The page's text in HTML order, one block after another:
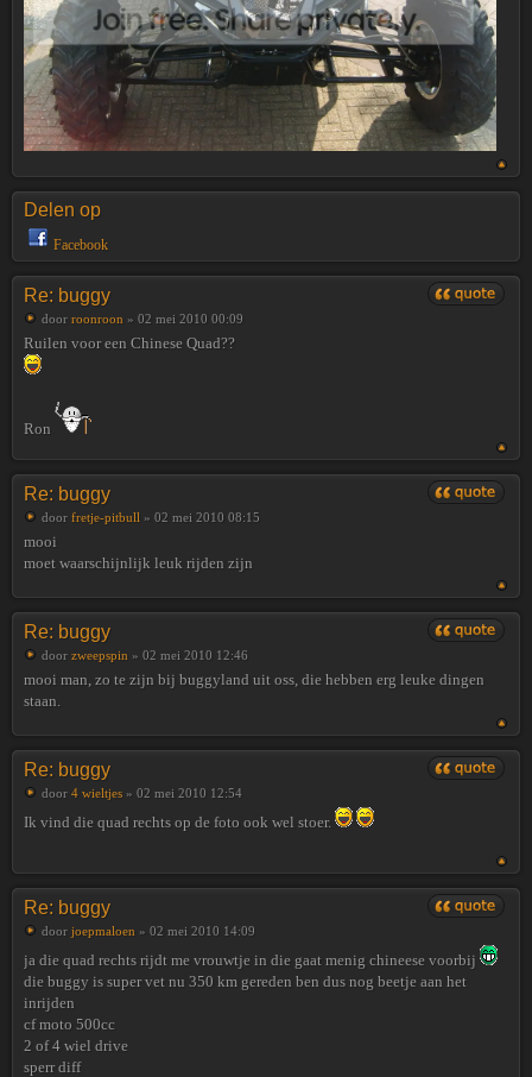
Delen op
Facebook
Re: buggy
door roonroon » 02 mei 2010 00:09
Ruilen voor een Chinese Quad??
Ron
Re: buggy
door fretje-pitbull » 02 mei 2010 08:15
mooi
moet waarschijnlijk leuk rijden zijn
Re: buggy
door zweepspin » 02 mei 2010 12:46
mooi man, zo te zijn bij buggyland uit oss, die hebben erg leuke dingen
staan.
Re: buggy
door 4 wieltjes » 02 mei 2010 12:54
Ik vind die quad rechts op de foto ook wel stoer.
Re: buggy
door joepmaloen » 02 mei 2010 14:09
ja die quad rechts rijdt me vrouwtje in die gaat menig chineese voorbij
die buggy is super vet nu 350 km gereden ben dus nog beetje aan het
inrijden
cf moto 500cc
2 of 4 wiel drive
sperr diff